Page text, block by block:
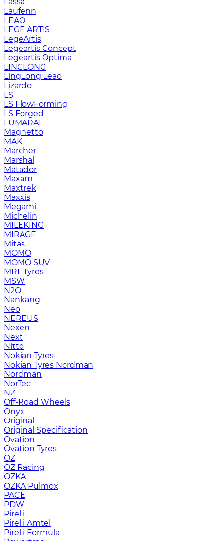
Laufenn
LEAO
LEGE ARTIS
LegeArtis
Legeartis Concept
Legeartis Optima
LINGLONG
LingLong Leao
Lizardo
LS
LS FlowForming
LS Forged
LUMARAI
Magnetto
MAK
Marcher
Marshal
Matador
Maxam
Maxtrek
Maxxis
Megami
Michelin
MILEKING
MIRAGE
Mitas
MOMO
MOMO SUV
MRL Tyres
MSW
N2O
Nankang
Neo
NEREUS
Nexen
Next
Nitto
Nokian Tyres
Nokian Tyres Nordman
Nordman
NorTec
NZ
Off-Road Wheels
Onyx
Original
Original Specification
Ovation
Ovation Tyres
OZ
OZ Racing
OZKA
OZKA Pulmox
PACE
PDW
Pirelli
Pirelli Amtel
Pirelli Formula